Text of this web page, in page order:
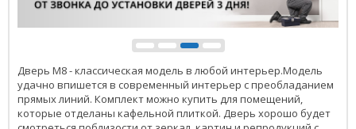
Дверь М8 - классическая модель в любой интерьер.Модель
удачно впишется в современный интерьер с преобладанием
прямых линий. Комплект можно купить для помещений,
которые отделаны кафельной плиткой. Дверь хорошо будет